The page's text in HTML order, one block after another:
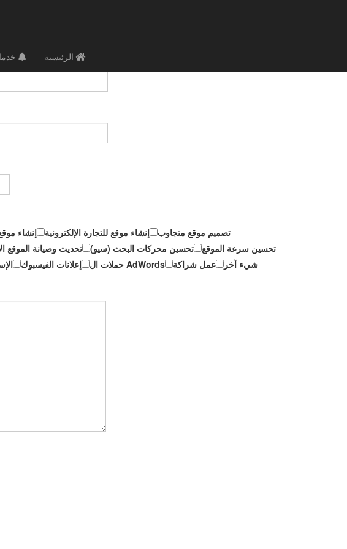
الرئيسية
إنشاء إنشاء موقع للتجارة الإلكترونية
تصميم موقع متجاوب
تحديث وصيانة الموقع تحسين محركات البحث (سيو)
تحسين سرعة الموقع
إعلانات الفيسبوك حملات ال AdWords عمل شراكة شيء آخر